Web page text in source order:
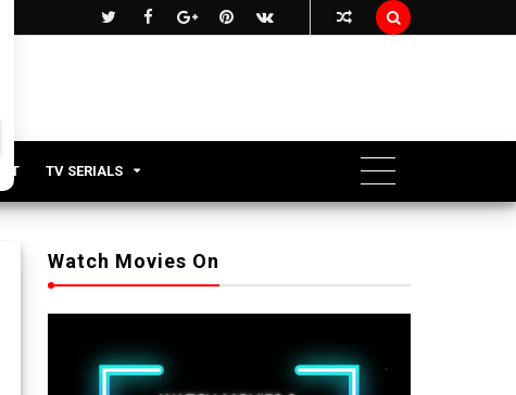

TV SERIALS
Watch Movies On